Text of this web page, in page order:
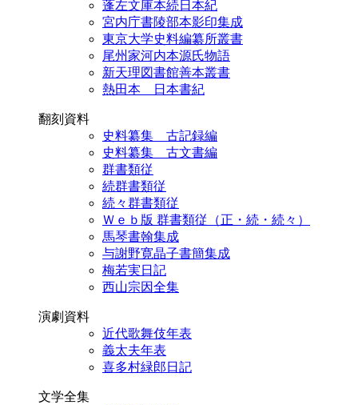
蓬左文庫本続日本紀
宮内庁書陵部本影印集成
東京大学史料編纂所叢書
尾州家河内本源氏物語
新天理図書館善本叢書
熱田本 日本書紀
翻刻資料
史料纂集 古記録編
史料纂集 古文書編
群書類従
続群書類従
続々群書類従
Ｗｅｂ版 群書類従（正・続・続々）
馬琴書翰集成
与謝野寛晶子書簡集成
梅若実日記
西山宗因全集
演劇資料
近代歌舞伎年表
義太夫年表
喜多村緑郎日記
文学全集